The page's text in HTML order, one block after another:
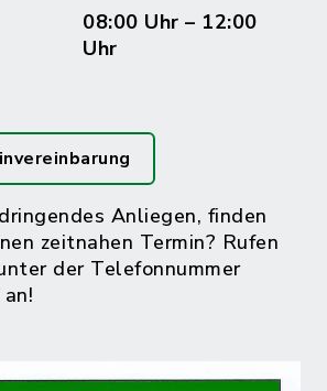
08:00 Uhr – 12:00
Uhr
Anliegen, finden
zeitnahen Termin? Rufen
der Telefonnummer